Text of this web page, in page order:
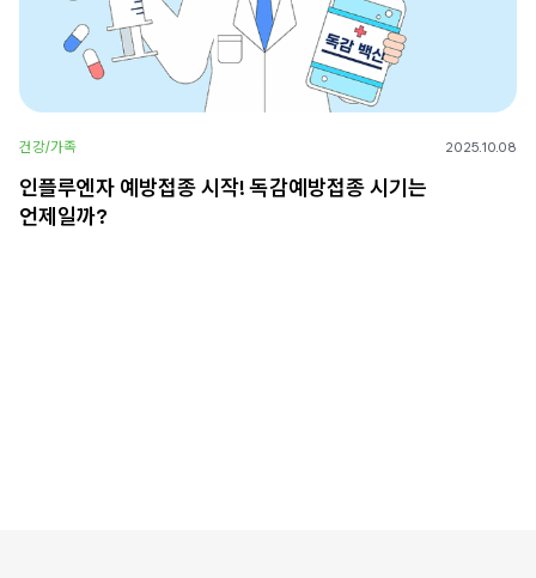
건강/가족 2025.10.08
인플루엔자 예방접종 시작! 독감예방접종 시기는
언제일까?